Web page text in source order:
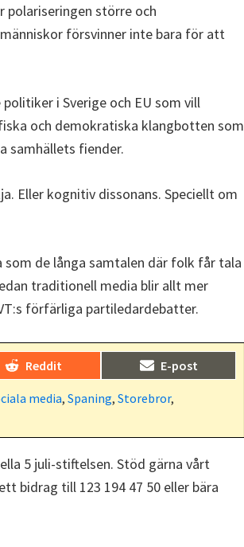
större och
försvinner inte bara för att
i Sverige och EU som vill
och demokratiska klangbotten som
samhällets fiender.
Eller kognitiv dissonans. Speciellt om
de långa samtalen där folk får tala
traditionell media blir allt mer
förfärliga partiledardebatter.
Dela
på
Reddit
Dela
på
E-post
media, Spaning, Storebror,
5 juli-stiftelsen. Stöd gärna vårt
bidrag till 123 194 47 50 eller bära